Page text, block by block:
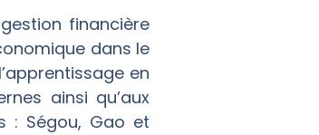
financière
dans le
en
ainsi qu’aux
: Ségou, Gao et